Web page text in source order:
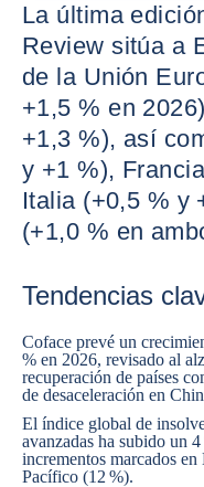
La última
Review sitúa a
de la Unión
+1,5 % en
+1,3 %), así
y +1 %),
Italia (+0,5 % y
(+1,0 % en
Tendencias
Coface prevé un
% en 2026, revisado al
recuperación de países
de desaceleración en
El índice global de
avanzadas ha subido un
incrementos marcados
Pacífico (12 %).